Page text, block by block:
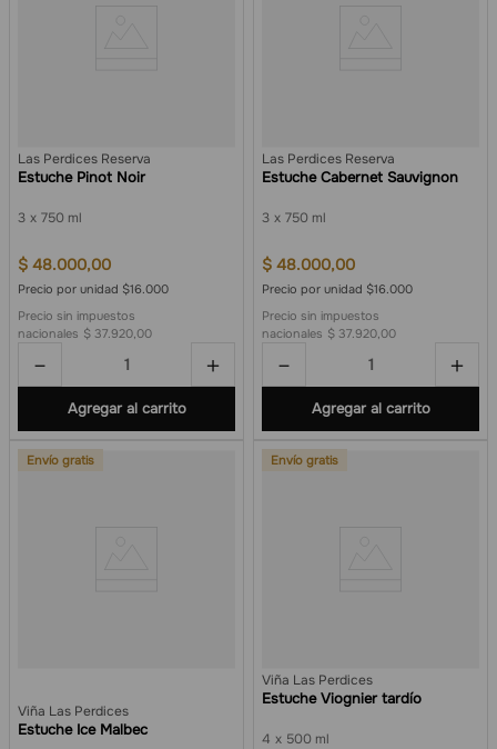
Las Perdices Reserva
Estuche Pinot Noir
3 750 ml
$ 48.000,00
Precio por unidad $16.000
Precio sin impuestos
nacionales $ 37.920,00
＋
－
Agregar al carrito
Las Perdices Reserva
Estuche Cabernet Sauvignon
3 750 ml
$ 48.000,00
Precio por unidad $16.000
Precio sin impuestos
nacionales $ 37.920,00
＋
－
Agregar al carrito
Envío gratis
Viña Las Perdices
Estuche Ice Malbec
Envío gratis
Viña Las Perdices
Estuche Viognier tardío
4 500 ml